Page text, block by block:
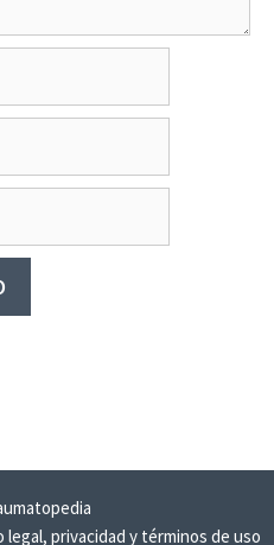
legal, privacidad y términos de uso